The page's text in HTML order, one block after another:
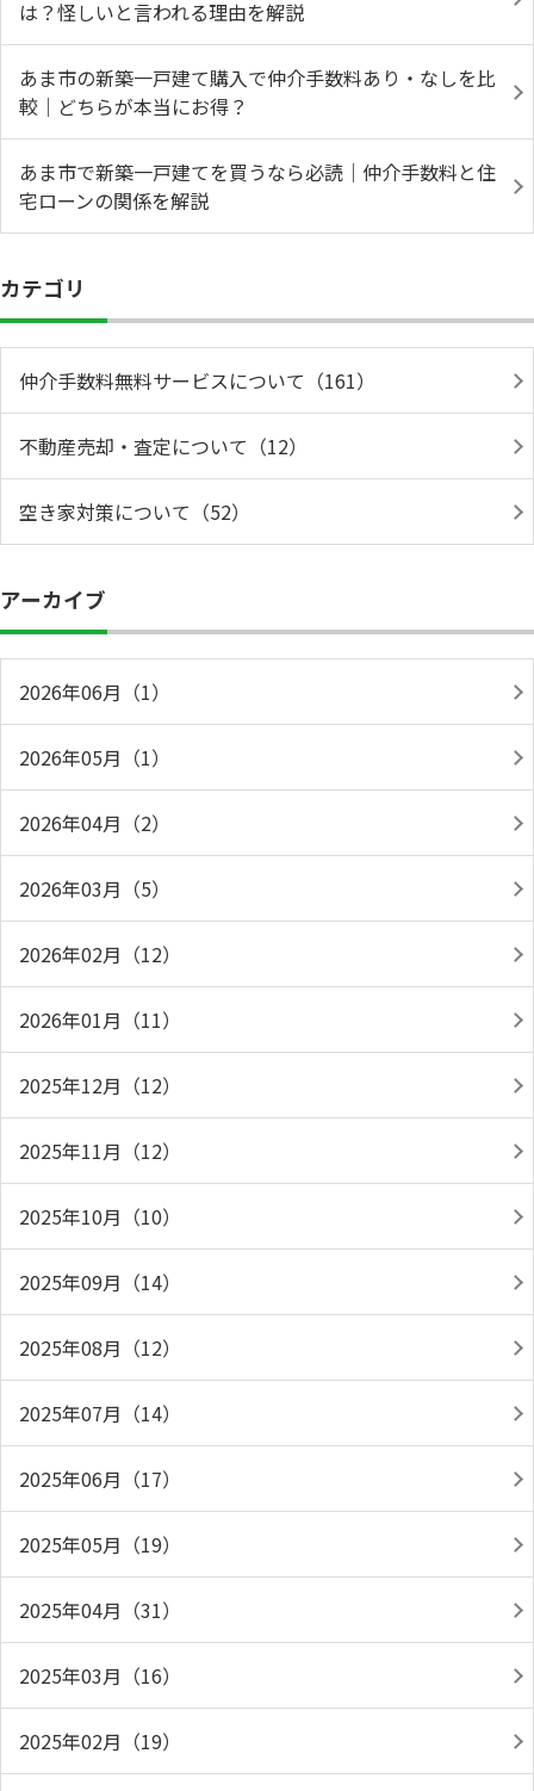
は？怪しいと言われる理由を解説
あま市の新築一戸建て購入で仲介手数料あり・なしを比
較｜どちらが本当にお得？
あま市で新築一戸建てを買うなら必読｜仲介手数料と住
宅ローンの関係を解説
カテゴリ
仲介手数料無料サービスについて（161）
不動産売却・査定について（12）
空き家対策について（52）
アーカイブ
2026年06月（1）
2026年05月（1）
2026年04月（2）
2026年03月（5）
2026年02月（12）
2026年01月（11）
2025年12月（12）
2025年11月（12）
2025年10月（10）
2025年09月（14）
2025年08月（12）
2025年07月（14）
2025年06月（17）
2025年05月（19）
2025年04月（31）
2025年03月（16）
2025年02月（19）